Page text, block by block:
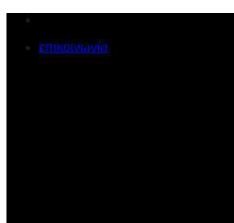
Μετάβαση
περιεχόμενο
επικοινωνία